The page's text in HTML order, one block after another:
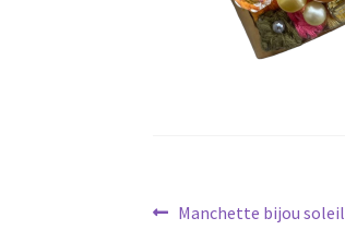
Navigation
Article
Manchette bijou soleil